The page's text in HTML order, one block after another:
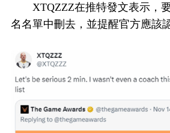
XTQZZZ在推特發文表示，
名名單中刪去，並提醒官方應該